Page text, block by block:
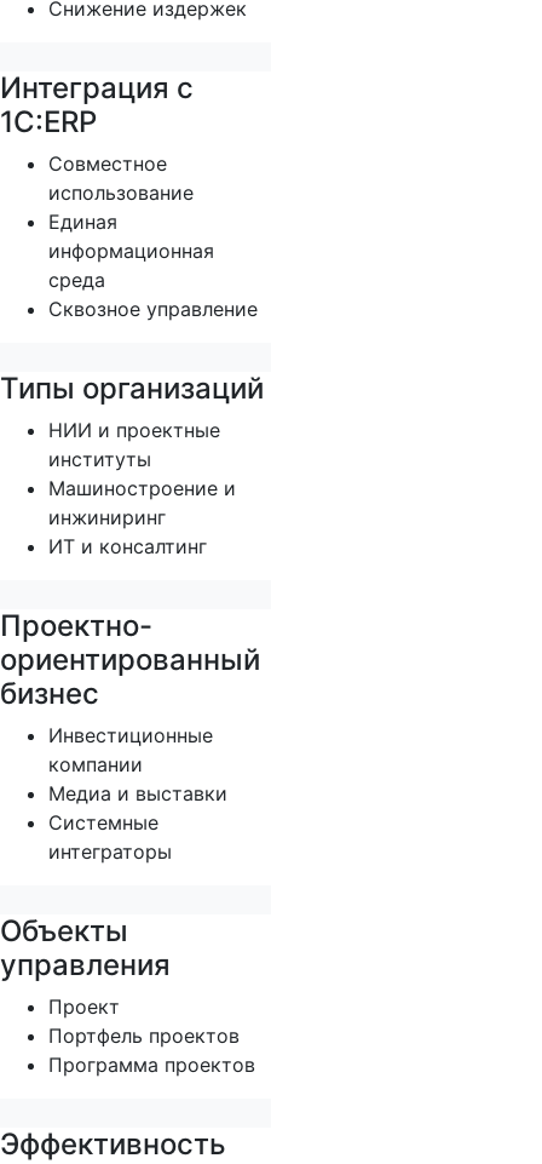
Снижение издержек
Интеграция с
1С:ERP
Совместное
использование
Единая
информационная
среда
Сквозное управление
Типы организаций
НИИ и проектные
институты
Машиностроение и
инжиниринг
ИТ и консалтинг
Проектно-
ориентированный
бизнес
Инвестиционные
компании
Медиа и выставки
Системные
интеграторы
Объекты
управления
Проект
Портфель проектов
Программа проектов
Эффективность